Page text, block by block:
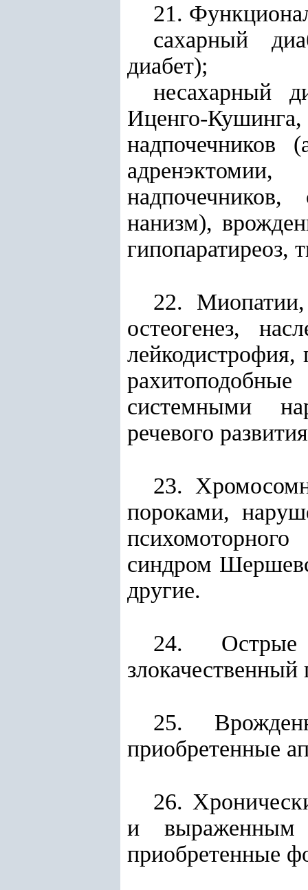
21.
сахарный
диабет);
несахарный
Иценго-
надпочечников
надпочечников,
нанизм),
гипопаратиреоз,
22.
остеогенез,
лейкодистрофия,
системными
речевого
23.
пороками,
синдром
другие.
24. Острые
злокачественный
25.
приобретенные
26.
и выраженным
приобретенные